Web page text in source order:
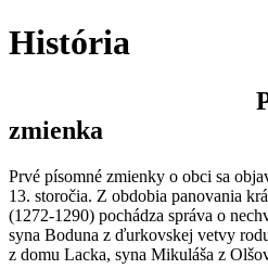
História
Prvá
zmienka
Prvé písomné zmienky o obci sa
13. storočia. Z obdobia panovania
(1272-1290) pochádza správa o
syna Boduna z ďurkovskej vetvy
z domu Lacka, syna Mikuláša z